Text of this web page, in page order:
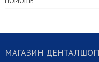
МАГАЗИН ДЕНТАЛШОП